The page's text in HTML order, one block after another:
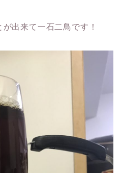
出来て一石二鳥です！